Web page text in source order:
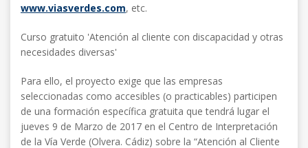
www.viasverdes.com, etc.
Curso gratuito 'Atención al cliente con discapacidad y otras
necesidades diversas'
Para ello, el proyecto exige que las empresas
seleccionadas como accesibles (o practicables) participen
de una formación específica gratuita que tendrá lugar el
jueves 9 de Marzo de 2017 en el Centro de Interpretación
de la Vía Verde (Olvera. Cádiz) sobre la “Atención al Cliente